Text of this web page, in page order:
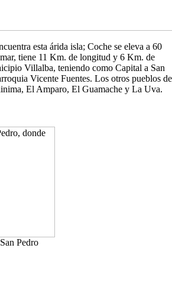
esta árida isla; Coche se eleva a 60
tiene 11 Km. de longitud y 6 Km. de
Villalba, teniendo como Capital a San
Vicente Fuentes. Los otros pueblos de
El Amparo, El Guamache y La Uva.
Pedro